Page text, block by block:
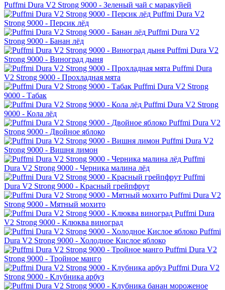
Puffmi Dura V2 Strong 9000 - Зеленый чай с маракуйей
Puffmi Dura V2
Strong 9000 - Персик лёд
Puffmi Dura V2
Strong 9000 - Банан лёд
Puffmi Dura V2
Strong 9000 - Виноград дыня
Puffmi Dura
V2 Strong 9000 - Прохладная мята
Puffmi Dura V2 Strong
9000 - Табак
Puffmi Dura V2 Strong
9000 - Кола лёд
Puffmi Dura V2
Strong 9000 - Двойное яблоко
Puffmi Dura V2
Strong 9000 - Вишня лимон
Puffmi
Dura V2 Strong 9000 - Черника малина лёд
Puffmi
Dura V2 Strong 9000 - Красный грейпфрут
Puffmi Dura V2
Strong 9000 - Мятный мохито
Puffmi Dura
V2 Strong 9000 - Клюква виноград
Puffmi
Dura V2 Strong 9000 - Холодное Кислое яблоко
Puffmi Dura V2
Strong 9000 - Тройное манго
Puffmi Dura V2
Strong 9000 - Клубника арбуз